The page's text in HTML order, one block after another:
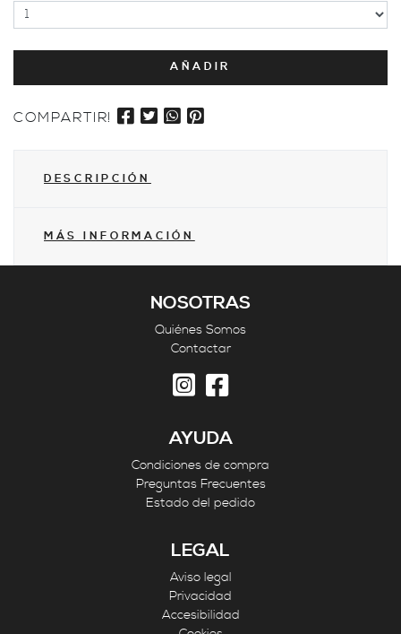
AÑADIR
COMPARTIR!
DESCRIPCIÓN
MÁS INFORMACIÓN
NOSOTRAS
Quiénes Somos
Contactar
AYUDA
Condiciones de compra
Preguntas Frecuentes
Estado del pedido
LEGAL
Aviso legal
Privacidad
Accesibilidad